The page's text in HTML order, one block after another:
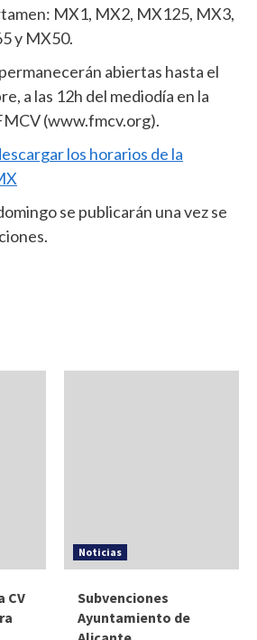
MX1, MX2, MX125, MX3,
y MX50.
abiertas hasta el
a las 12h del mediodía en la
(www.fmcv.org).
los horarios de la
se publicarán una vez se
CV
Noticias
Subvenciones
Ayuntamiento de